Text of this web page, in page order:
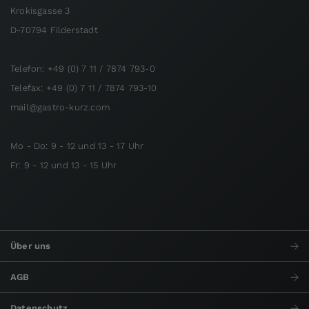
Krokisgasse 3
D-70794 Filderstadt
Telefon: +49 (0) 7 11 / 7874 793-0
Telefax: +49 (0) 7 11 / 7874 793-10
mail@gastro-kurz.com
Mo - Do: 9 - 12 und 13 - 17 Uhr
Fr: 9 - 12 und 13 - 15 Uhr
Über uns
AGB